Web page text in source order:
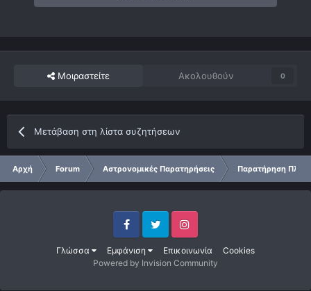
Μοιραστείτε Ακολουθούν 0
Μετάβαση στη λίστα συζητήσεων
Αρχή Forum Αστρονομικές Παρατηρήσεις Παρατήρηση
Γλώσσα Εμφάνιση Επικοινωνία Cookies
FacebookTwitter Instagram
Powered by Invision Community